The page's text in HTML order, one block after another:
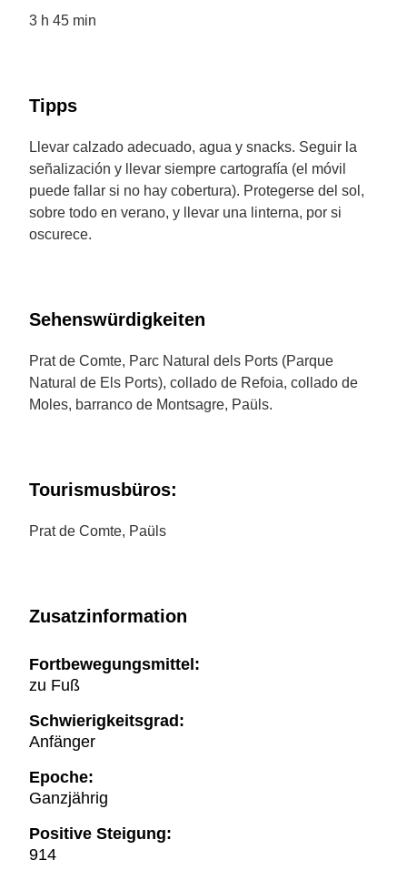
3 h 45 min
Tipps
Llevar calzado adecuado, agua y snacks. Seguir la
señalización y llevar siempre cartografía (el móvil
puede fallar si no hay cobertura). Protegerse del sol,
sobre todo en verano, y llevar una linterna, por si
oscurece.
Sehenswürdigkeiten
Prat de Comte, Parc Natural dels Ports (Parque
Natural de Els Ports), collado de Refoia, collado de
Moles, barranco de Montsagre, Paüls.
Tourismusbüros:
Prat de Comte, Paüls
Zusatzinformation
Fortbewegungsmittel:
zu Fuß
Schwierigkeitsgrad:
Anfänger
Epoche:
Ganzjährig
Positive Steigung:
914